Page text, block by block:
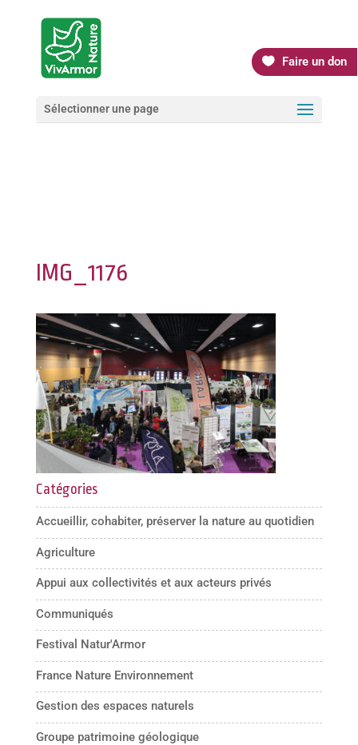
Faire un don
Sélectionner une page
IMG_1176
Catégories
Accueillir, cohabiter, préserver la nature au quotidien
Agriculture
Appui aux collectivités et aux acteurs privés
Communiqués
Festival Natur'Armor
France Nature Environnement
Gestion des espaces naturels
Groupe patrimoine géologique